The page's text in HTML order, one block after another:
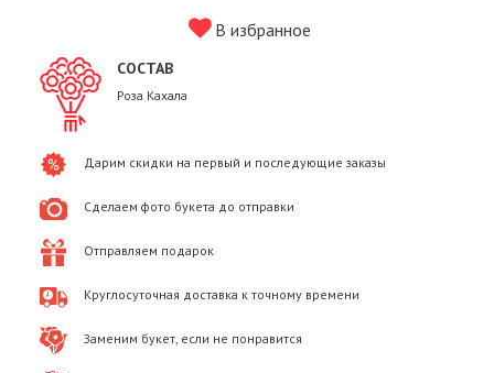
В избранное
СОСТАВ
Роза Кахала
Дарим скидки на первый и последующие заказы
Сделаем фото букета до отправки
Отправляем подарок
Круглосуточная доставка к точному времени
Заменим букет, если не понравится